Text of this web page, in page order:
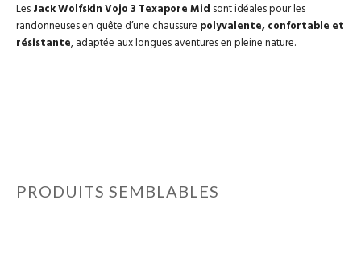
LesJack Wolfskin Vojo 3 Texapore Mid sont idéales pour les
randonneuses en quête d’une chaussure polyvalente, confortable et
résistante, adaptée aux longues aventures en pleine nature.
PRODUITS SEMBLABLES